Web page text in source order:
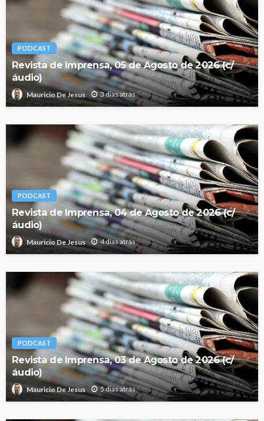
PODCAST
Revista de Imprensa, 05 de Agosto de 2026 (c/
áudio)
Mauricio De Jesus 3 dias atrás
PODCAST
Revista de Imprensa, 04 de Agosto de 2026 (c/
áudio)
Mauricio De Jesus 4 dias atrás
PODCAST
Revista de Imprensa, 03 de Agosto de 2026 (c/
áudio)
Mauricio De Jesus 5 dias atrás